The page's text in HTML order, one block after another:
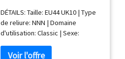
NNN
DÉTAILS: Taille: EU44 UK10 | Type
de reliure: NNN | Domaine
d'utilisation: Classic | Sexe:
noir/blanc Équipement : semelle :